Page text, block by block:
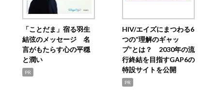
「ことだま」宿る羽生
結弦のメッセージ 名
言がもたらす心の平穏
と潤い
PR
HIV/エイズにまつわる6
つの“理解のギャッ
プ”とは？ 2030年の流
行終結を目指すGAP6の
特設サイトを公開
PR